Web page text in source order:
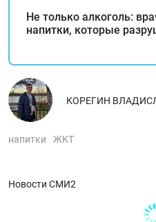
Не только алкоголь:
напитки, которые
КОРЕГИН
напитки ЖКТ
Новости СМИ2